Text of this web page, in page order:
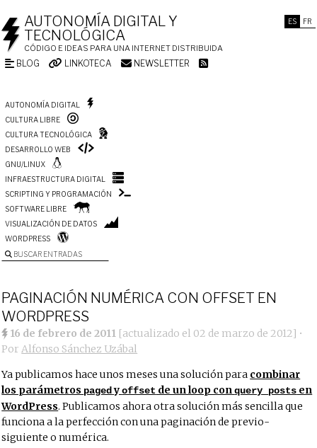
ES FR
AUTONOMÍA DIGITAL Y
TECNOLÓGICA
CÓDIGO E IDEAS PARA UNA INTERNET DISTRIBUIDA
BLOG LINKOTECA NEWSLETTER
AUTONOMÍA DIGITAL
CULTURA LIBRE
CULTURA TECNOLÓGICA
DESARROLLO WEB
GNU/LINUX
INFRAESTRUCTURA DIGITAL
SCRIPTING Y PROGRAMACIÓN
SOFTWARE LIBRE
VISUALIZACIÓN DE DATOS
WORDPRESS
BUSCAR ENTRADAS
PAGINACIÓN NUMÉRICA CON OFFSET EN
WORDPRESS
16 de febrero de 2011 [actualizado el 02 de marzo de 2012] •
PorAlfonso Sánchez Uzábal
Ya publicamos hace unos meses una solución para combinar
los parámetros paged yoffset de un loop conquery_posts en
WordPress. Publicamos ahora otra solución más sencilla que
funciona a la perfección con una paginación de previo-
siguiente o numérica.